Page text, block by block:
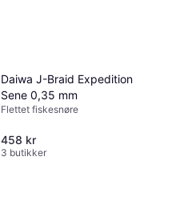
Daiwa J-Braid Expedition
Sene 0,35 mm
Flettet fiskesnøre
458 kr
3 butikker